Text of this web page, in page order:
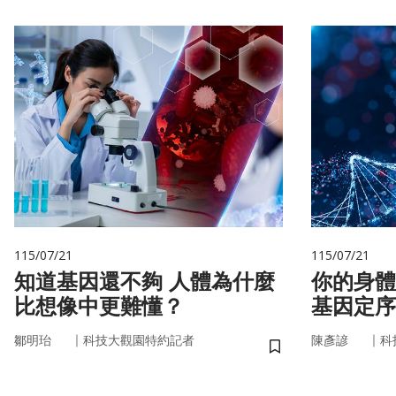
115/07/21
知道基因還不夠 人體為什麼
比想像中更難懂？
鄒明珆 ｜ 科技大觀園特約記者
儲存書籤
115/07/21
你的身
基因定
書
陳彥諺 ｜ 科